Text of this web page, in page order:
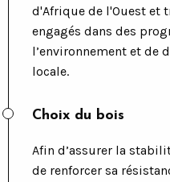
d'Afrique de l'Ouest et
engagés dans des
l’environnement et de
locale.
Choix du bois
Afin d’assurer la
de renforcer sa